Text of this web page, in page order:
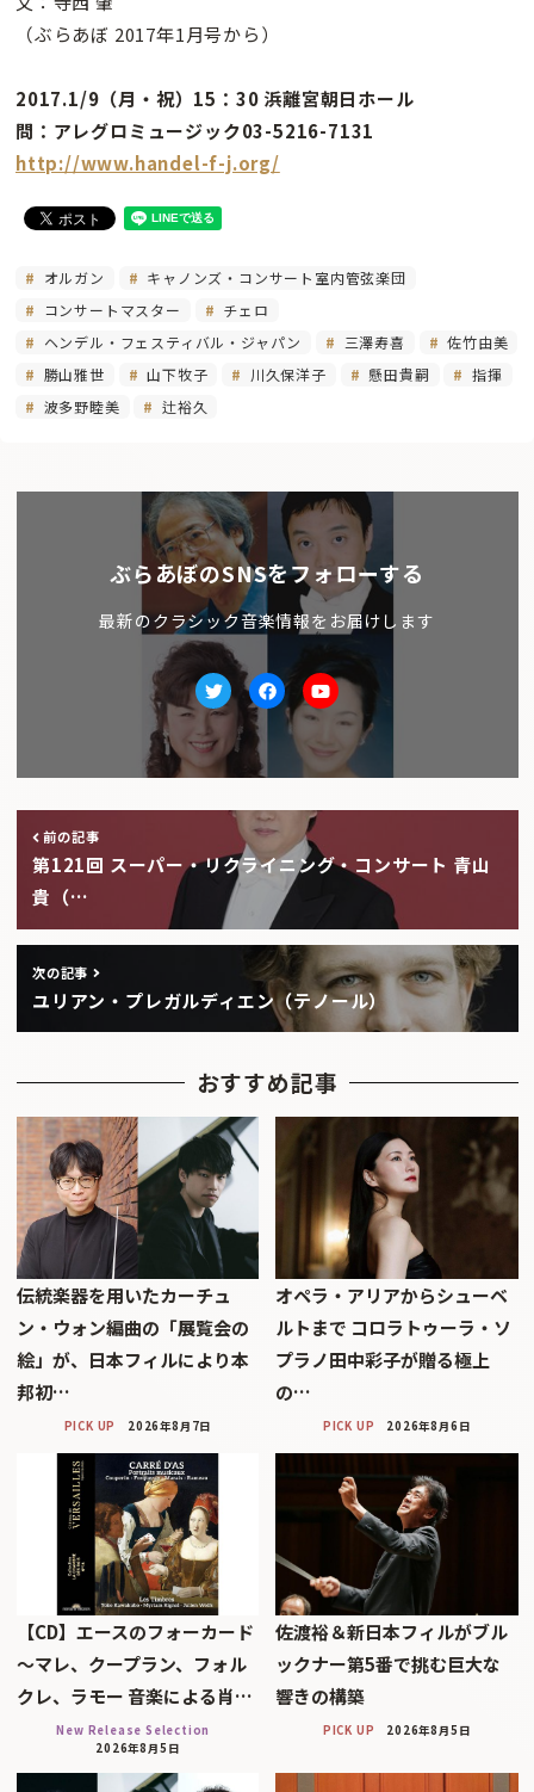
（ぶらあぼ 2017年1月号から）
2017.1/9（月・祝）15：30 浜離宮朝日ホール
問：アレグロミュージック03-5216-7131
http://www.handel-f-j.org/
オルガン
キャノンズ・コンサート室内管弦楽団
コンサートマスター
チェロ
ヘンデル・フェスティバル・ジャパン
三澤寿喜
佐竹由美
勝山雅世
山下牧子 川久保洋子 懸田貴嗣
指揮
波多野睦美
辻裕久
ぶらあぼのSNSをフォローする
最新のクラシック音楽情報をお届けします
TwitterfacebookYoutube
前の記事
第121回 スーパー・リクライニング・コンサート 青山
貴（…
次の記事
ユリアン・プレガルディエン（テノール）
おすすめ記事
伝統楽器を用いたカーチュ
ン・ウォン編曲の「展覧会の
絵」が、日本フィルにより本
邦初…
PICK UP 2026年8月7日
オペラ・アリアからシューベ
ルトまで コロラトゥーラ・ソ
プラノ田中彩子が贈る極上
の…
PICK UP 2026年8月6日
【CD】エースのフォーカード
～マレ、クープラン、フォル
クレ、ラモー 音楽による肖…
New Release Selection
2026年8月5日
佐渡裕＆新日本フィルがブル
ックナー第5番で挑む巨大な
響きの構築
PICK UP 2026年8月5日